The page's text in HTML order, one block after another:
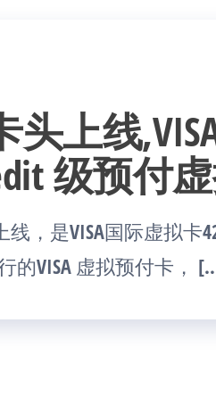
头上线
级预付
，是VISA国际虚拟卡
的VISA 虚拟预付卡，